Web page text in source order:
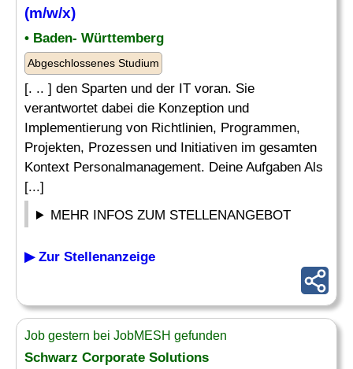
(m/w/x)
• Baden- Württemberg
Abgeschlossenes Studium
[. .. ] den Sparten und der IT voran. Sie
verantwortet dabei die Konzeption und
Implementierung von Richtlinien, Programmen,
Projekten, Prozessen und Initiativen im gesamten
Kontext Personalmanagement. Deine Aufgaben Als
[...]
MEHR INFOS ZUM STELLENANGEBOT
▶ Zur Stellenanzeige
Job gestern bei JobMESH gefunden
Schwarz Corporate Solutions